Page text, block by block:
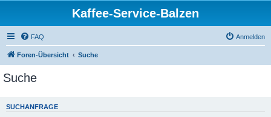
Kaffee-Service-Balzen
FAQ Anmelden
Foren-Übersicht Suche
Suche
SUCHANFRAGE